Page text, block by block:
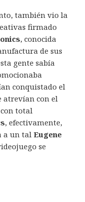
también vio la
firmado
, conocida
de sus
gente sabía
conquistado el
atrevían con el
total
, efectivamente,
a un talEugene
se
1980): si defiendes es